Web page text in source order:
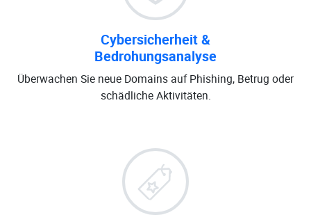
Cybersicherheit &
Bedrohungsanalyse
Überwachen Sie neue Domains auf Phishing, Betrug oder
schädliche Aktivitäten.